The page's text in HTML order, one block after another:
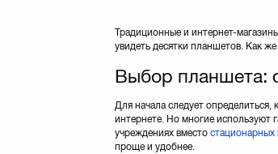
Традиционные и интернет-
увидеть десятки планшетов. Как
Выбор планшета:
Для начала следует
интернете. Но многие используют
учреждениях вместо
проще и удобнее.